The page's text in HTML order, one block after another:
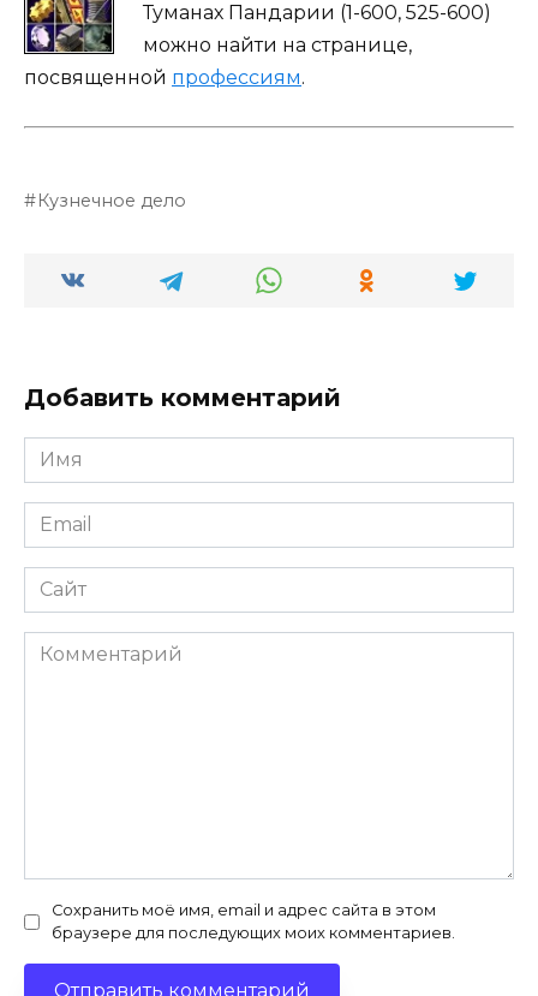
Туманах Пандарии (1-600, 525-600)
можно найти на странице,
посвященной профессиям.
Кузнечное дело
Добавить комментарий
Имя
*
Email
*
Сайт
Комментарий
Сохранить моё имя, email и адрес сайта в этом
браузере для последующих моих комментариев.